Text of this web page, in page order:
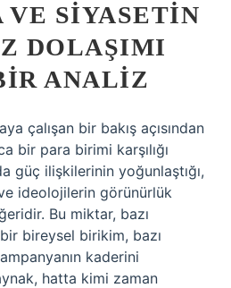
VE SIYASETIN
DOLAŞIMI
ANALIZ
çalışan bir bakış açısından
bir para birimi karşılığı
güç ilişkilerinin yoğunlaştığı,
ve ideolojilerin görünürlük
Bu miktar, bazı
bireysel birikim, bazı
kaderini
hatta kimi zaman